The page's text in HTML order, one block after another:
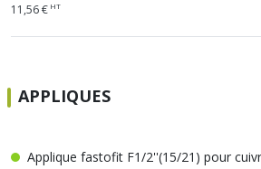
11,56 € HT
APPLIQUES
Applique fastofit F1/2''(15/21) pour